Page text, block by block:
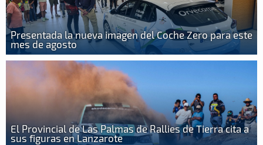
Presentada la nueva imagen del Coche Zero para este
mes de agosto
El Provincial de Las Palmas de Rallies de Tierra cita a
sus figuras en Lanzarote